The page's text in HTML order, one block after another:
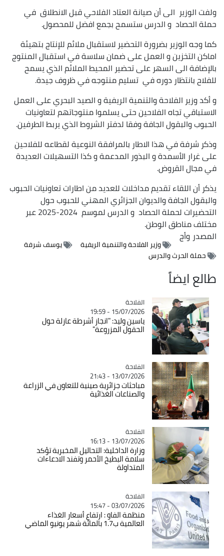
ولفت الوزير الى أن صيانة العتاد الفلاحي قبل الانطلاق في
حملة الحصاد و الدرس ستسمح بجمع افضل للمحصول.
كما وجه الوزير بضرورة التحضير لاستقبال ملائم للإنتاج بتهيئة
اماكن التخزين و العمل على ضمان سلاسة في استقبال المنتوج
بالإضافة الى السهر على تحضير المحيط الملائم الذي يسمح
للفلاح بانتظار دوره في تسليم منتوجه في ظروف جيدة.
و أكد وزير الفلاحة والتنمية الريفية و الصيد البحري على العمل
الاستباقي تجاه الفلاحين حتى يسلموا منتوجاتهم لتعاونيات
الحبوب والبقول الجافة وفقا لدفتر الشروط الذي يربط الطرفين.
وذكر شرفة في هذا الاطار بالمرافقة النوعية لقطاعه للفلاحين
على غرار الأسمدة و البذور المدعمة و كذا التسهيلات العديدة
في مجال القروض.
يذكر أن اللقاء تقديم مداخلات للعديد من اطارات تعاونيات الحبوب
والبقول الجافة والديوان الجزائري المهني للحبوب حول
التحضيرات لحملة الحصاد و الدرس لموسم 2024-2025 عبر
مختلف مناطق الوطن.
المصدروأج
وزير الفلاحة والتنمية الريفية
يوسف شرفة
حملة الحرث والدرس
طالع ايضاً
Catégorie
الفلاحة
15/07/2026 - 19:59
ياسين وليد: "انجاز أشرطة عازلة حول
الحقول المزروعة"
Catégorie
الفلاحة
13/07/2026 - 21:43
مباحثات جزائرية صينية للتعاون في الزراعة
والصناعات الغذائية
Catégorie
الفلاحة
13/07/2026 - 16:13
وزارة الداخلية: التحاليل المخبرية تؤكد
سلامة البطيخ الأحمر وتفند الادعاءات
المتداولة
Catégorie
الفلاحة
03/07/2026 - 15:47
منظمة الفاو : ارتفاع أسعار الغذاء
العالمية ب1.7 بالمائة شهر يونيو الماضي